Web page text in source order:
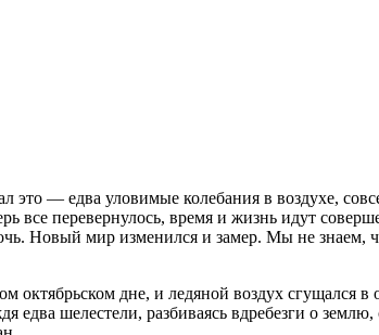
— едва уловимые колебания в воздухе,
все перевернулось, время и жизнь идут
Новый мир изменился и замер. Мы не знаем,
дне, и ледяной воздух сгущался в
едва шелестели, разбиваясь вдребезги о